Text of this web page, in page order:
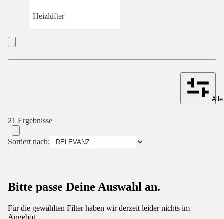
Heizlüfter
21 Ergebnisse
Sortiert nach:
Bitte passe Deine Auswahl an.
Für die gewählten Filter haben wir derzeit leider nichts im
Angebot.